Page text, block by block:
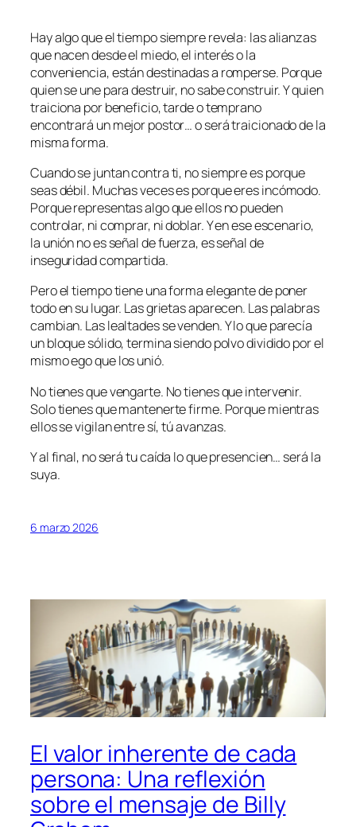
Hay algo que el tiempo siempre revela: las alianzas
que nacen desde el miedo, el interés o la
conveniencia, están destinadas a romperse. Porque
quien se une para destruir, no sabe construir. Y quien
traiciona por beneficio, tarde o temprano
encontrará un mejor postor… o será traicionado de la
misma forma.
Cuando se juntan contra ti, no siempre es porque
seas débil. Muchas veces es porque eres incómodo.
Porque representas algo que ellos no pueden
controlar, ni comprar, ni doblar. Y en ese escenario,
la unión no es señal de fuerza, es señal de
inseguridad compartida.
Pero el tiempo tiene una forma elegante de poner
todo en su lugar. Las grietas aparecen. Las palabras
cambian. Las lealtades se venden. Y lo que parecía
un bloque sólido, termina siendo polvo dividido por el
mismo ego que los unió.
No tienes que vengarte. No tienes que intervenir.
Solo tienes que mantenerte firme. Porque mientras
ellos se vigilan entre sí, tú avanzas.
Y al final, no será tu caída lo que presencien… será la
suya.
6 marzo 2026
El valor inherente de cada
persona: Una reflexión
sobre el mensaje de Billy